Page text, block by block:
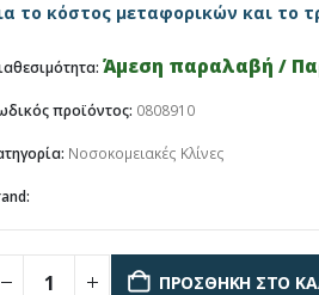
το κόστος μεταφορικών και το
Άμεση παραλαβή /
προϊόντος: 0808910
Νοσοκομειακές Κλίνες
ΠΡΟΣΘΉΚΗ ΣΤΟ